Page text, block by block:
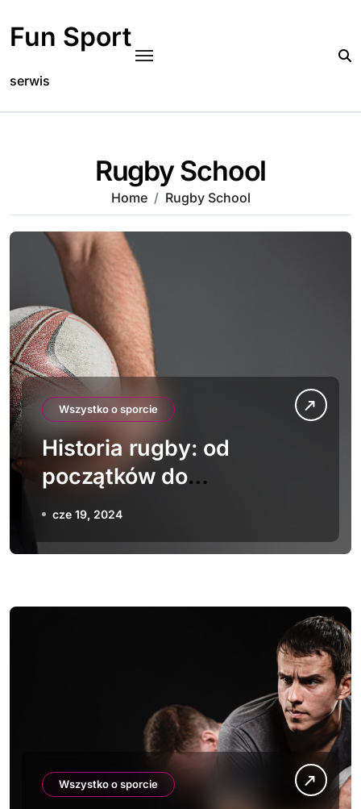
content
Fun Sport
serwis
Rugby School
Home Rugby School
Wszystko o sporcie
Historia rugby: od
początków do
współczesności
cze 19, 2024
Wszystko o sporcie